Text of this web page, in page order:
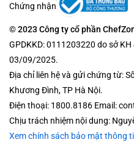
Chứng nhận
© 2023 Công ty cổ phần
GPDKKD: 0111203220 do sở
03/09/2025.
Địa chỉ liên hệ và gửi chứng từ:
Khương Đình, TP Hà Nội.
Điện thoại: 1800.8186 Email:
Chịu trách nhiệm nội dung:
Xem chính sách bảo mật thông